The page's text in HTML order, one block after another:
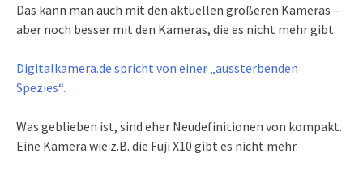
Das kann man auch mit den aktuellen größeren Kameras –
aber noch besser mit den Kameras, die es nicht mehr gibt.
Digitalkamera.de spricht von einer „aussterbenden
Spezies“.
Was geblieben ist, sind eher Neudefinitionen von kompakt.
Eine Kamera wie z.B. die Fuji X10 gibt es nicht mehr.